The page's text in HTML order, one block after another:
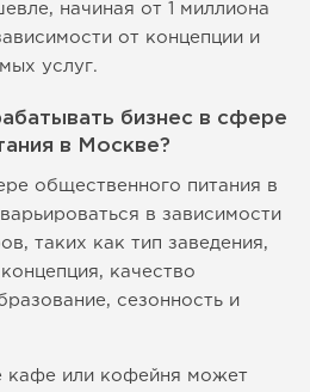
начиная от 1 миллиона
от концепции и
услуг.
бизнес в сфере
в Москве?
общественного питания в
в зависимости
таких как тип заведения,
качество
сезонность и
кафе или кофейня может